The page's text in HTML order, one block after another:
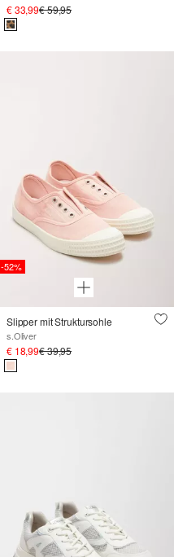
€ 33,99€ 59,95
-52%
Slipper mit Struktursohle
s.Oliver
€ 18,99€ 39,95